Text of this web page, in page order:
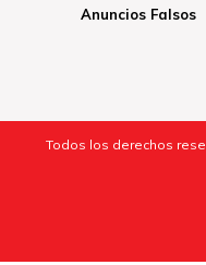
Anuncios Falsos
Todos los derechos